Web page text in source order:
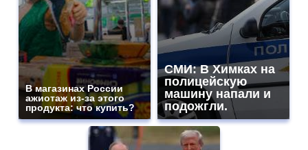
В магазинах России
ажиотаж из-за этого
продукта: что купить?
СМИ: В Химках на
полицейскую
машину напали и
подожгли.